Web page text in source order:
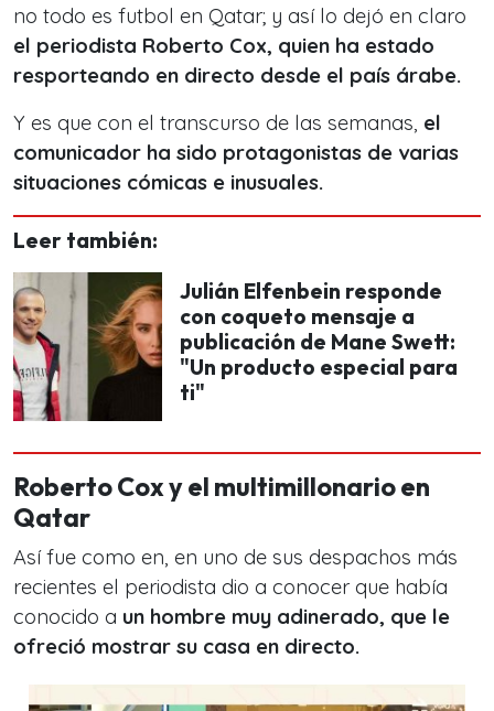
no todo es futbol en Qatar; y así lo dejó en claro
el periodista Roberto Cox, quien ha estado
resporteando en directo desde el país árabe.
Y es que con el transcurso de las semanas, el
comunicador ha sido protagonistas de varias
situaciones cómicas e inusuales.
Leer también:
Julián Elfenbein responde
con coqueto mensaje a
publicación de Mane Swett:
"Un producto especial para
ti"
Roberto Cox y el multimillonario en
Qatar
Así fue como en, en uno de sus despachos más
recientes el periodista dio a conocer que había
conocido a un hombre muy adinerado, que le
ofreció mostrar su casa en directo.